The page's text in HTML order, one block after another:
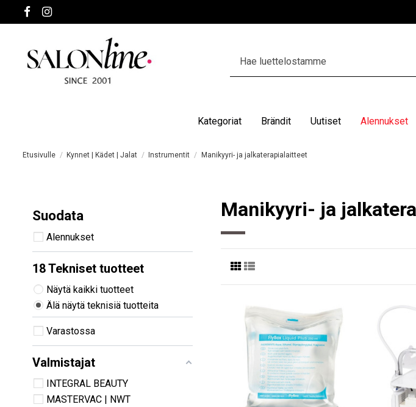
Kategoriat Brändit Uutiset Alennukset
Etusivulle Kynnet | Kädet | Jalat Instrumentit Manikyyri- ja jalkaterapialaitteet
Manikyyri- ja
Suodata
Alennukset
18 Tekniset tuotteet
Näytä kaikki tuotteet
Älä näytä teknisiä tuotteita
Varastossa
Valmistajat
INTEGRAL BEAUTY
MASTERVAC | NWT